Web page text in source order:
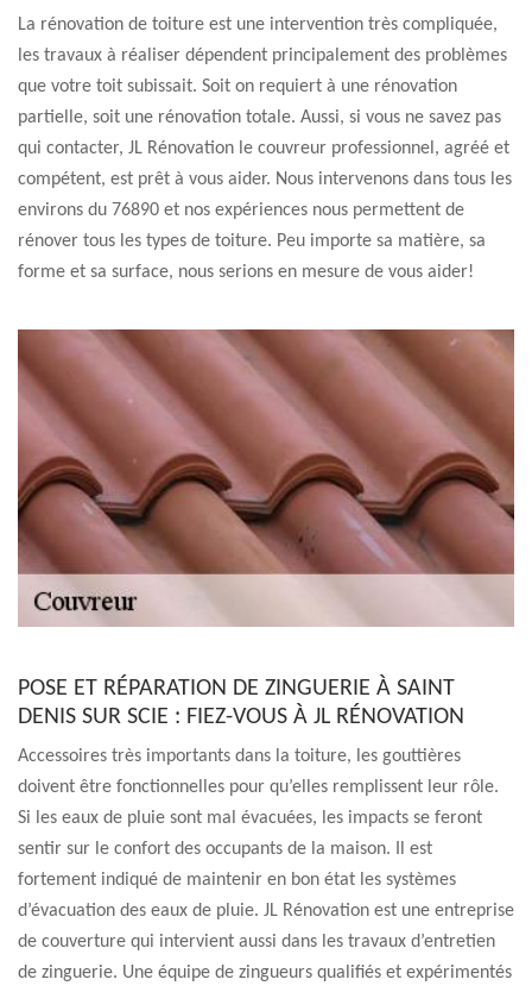
La rénovation de toiture est une intervention très compliquée,
les travaux à réaliser dépendent principalement des problèmes
que votre toit subissait. Soit on requiert à une rénovation
partielle, soit une rénovation totale. Aussi, si vous ne savez pas
qui contacter, JL Rénovation le couvreur professionnel, agréé et
compétent, est prêt à vous aider. Nous intervenons dans tous les
environs du 76890 et nos expériences nous permettent de
rénover tous les types de toiture. Peu importe sa matière, sa
forme et sa surface, nous serions en mesure de vous aider!
POSE ET RÉPARATION DE ZINGUERIE À SAINT
DENIS SUR SCIE : FIEZ-VOUS À JL RÉNOVATION
Accessoires très importants dans la toiture, les gouttières
doivent être fonctionnelles pour qu’elles remplissent leur rôle.
Si les eaux de pluie sont mal évacuées, les impacts se feront
sentir sur le confort des occupants de la maison. Il est
fortement indiqué de maintenir en bon état les systèmes
d’évacuation des eaux de pluie. JL Rénovation est une entreprise
de couverture qui intervient aussi dans les travaux d’entretien
de zinguerie. Une équipe de zingueurs qualifiés et expérimentés